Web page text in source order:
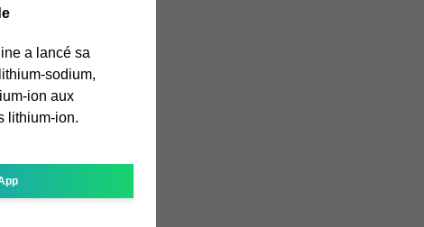
a lancé sa
sodium,
ion aux
lithium-ion.